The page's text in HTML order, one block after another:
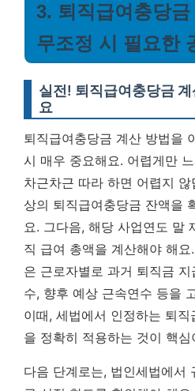
3. 퇴직급여충당금
무조정 시 필요한
실전! 퇴직급여충당금 계
요
퇴직급여충당금 계산 방법을
시 매우 중요해요. 어렵게만
차근차근 따라 하면 어렵지
상의 퇴직급여충당금 잔액을
요. 그다음, 해당 사업연도 말
직 급여 총액을 계산해야 해
은 근로자별로 과거 퇴직금
수, 향후 예상 근속연수 등을
이때, 세법에서 인정하는 퇴
을 정확히 적용하는 것이 핵심
다음 단계로는, 법인세법에서